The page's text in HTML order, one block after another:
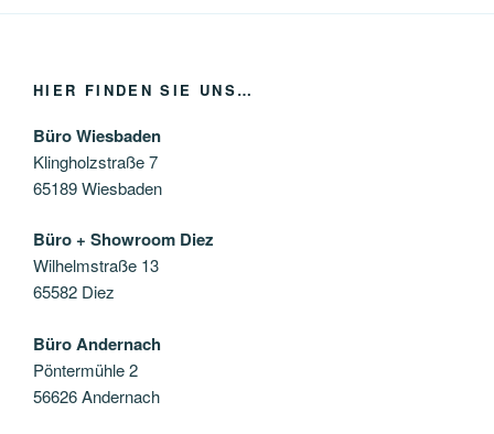
HIER FINDEN SIE UNS…
Büro Wiesbaden
Klingholzstraße 7
65189 Wiesbaden
Büro + Showroom Diez
Wilhelmstraße 13
65582 Diez
Büro Andernach
Pöntermühle 2
56626 Andernach